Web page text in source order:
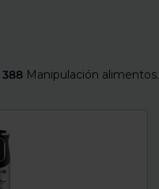
388Manipulación alimentos.